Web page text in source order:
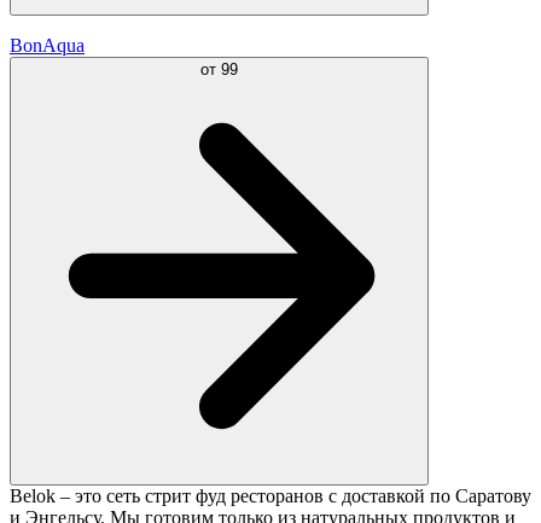
BonAqua
от 99
Belok – это сеть стрит фуд ресторанов с доставкой по Саратову
и Энгельсу. Мы готовим только из натуральных продуктов и